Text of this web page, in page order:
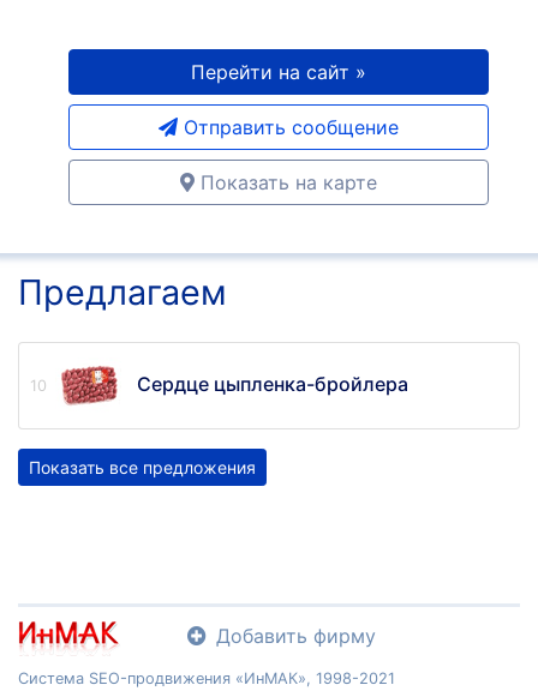
Перейти на сайт »
Отправить сообщение
Показать на карте
Предлагаем
Сердце цыпленка-бройлера
Показать все предложения
Добавить фирму
Система SEO-продвижения «ИнМАК», 1998-2021